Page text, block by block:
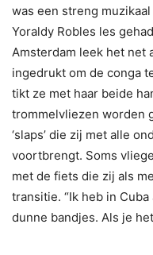
was een streng
Yoraldy Robles les
Amsterdam leek het net
ingedrukt om de conga
tikt ze met haar beide
trommelvliezen worden
‘slaps’ die zij met alle
voortbrengt. Soms
met de fiets die zij als
transitie. “Ik heb in
dunne bandjes. Als je